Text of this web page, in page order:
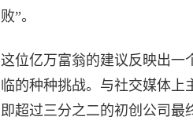
败”。
这位亿万富翁的建议反映出一
临的种种挑战。与社交媒体上
即超过三分之二的初创公司